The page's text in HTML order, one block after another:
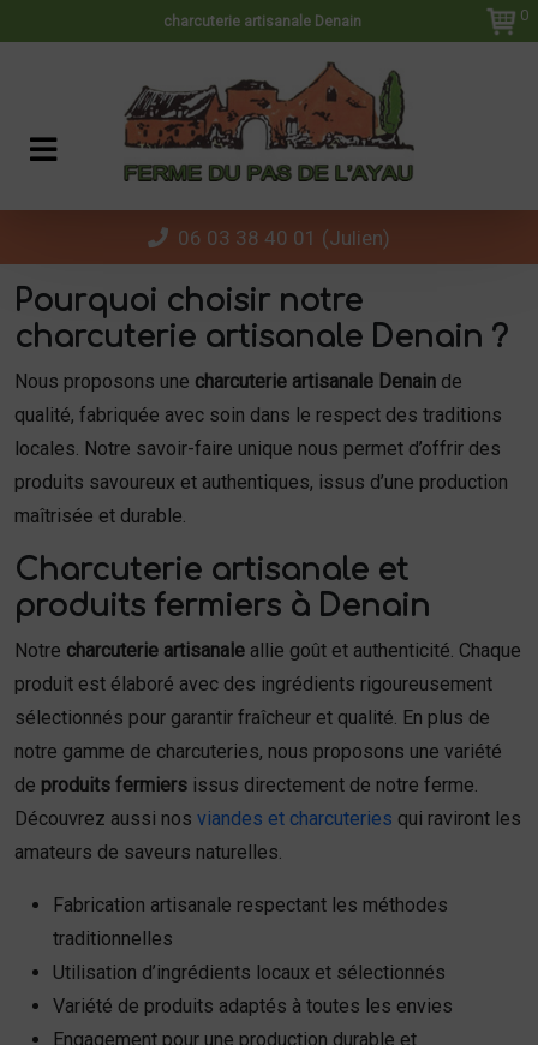
charcuterie artisanale Denain 0
06 03 38 40 01 (Julien)
Pourquoi choisir notre
charcuterie artisanale Denain ?
Nous proposons une charcuterie artisanale Denain de
qualité, fabriquée avec soin dans le respect des traditions
locales. Notre savoir-faire unique nous permet d’offrir des
produits savoureux et authentiques, issus d’une production
maîtrisée et durable.
Charcuterie artisanale et
produits fermiers à Denain
Notre charcuterie artisanale allie goût et authenticité. Chaque
produit est élaboré avec des ingrédients rigoureusement
sélectionnés pour garantir fraîcheur et qualité. En plus de
notre gamme de charcuteries, nous proposons une variété
de produits fermiers issus directement de notre ferme.
Découvrez aussi nos viandes et charcuteries qui raviront les
amateurs de saveurs naturelles.
Fabrication artisanale respectant les méthodes
traditionnelles
Utilisation d’ingrédients locaux et sélectionnés
Variété de produits adaptés à toutes les envies
Engagement pour une production durable et
Panneau de gestion des cookies